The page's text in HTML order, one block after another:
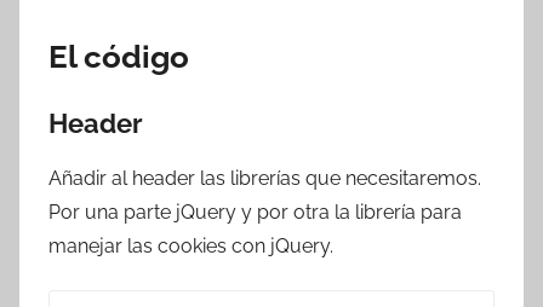
El código
Header
Añadir al header las librerías que necesitaremos.
Por una parte jQuery y por otra la librería para
manejar las cookies con jQuery.